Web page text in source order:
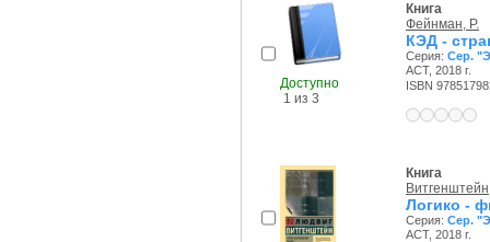
Доступно
1 из 3
Книга
Фейнман, Р.
КЭД -
Серия: Сер.
АСТ, 2018 г.
ISBN
Книга
Логико -
Серия: Сер.
АСТ, 2018 г.